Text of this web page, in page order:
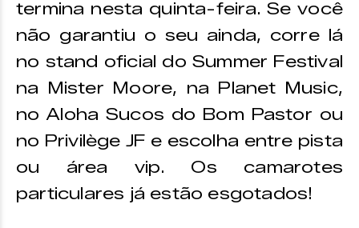
termina nesta quinta-feira. Se você
não garantiu o seu ainda, corre lá
no stand oficial do Summer Festival
na Mister Moore, na Planet Music,
no Aloha Sucos do Bom Pastor ou
no Privilège JF e escolha entre pista
ou área vip. Os camarotes
particulares já estão esgotados!